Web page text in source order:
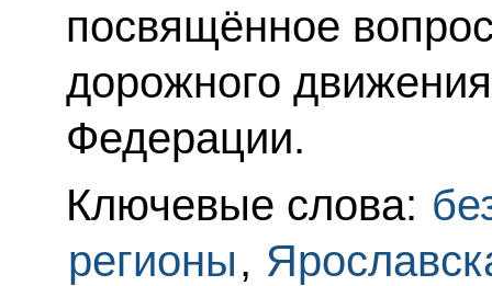
посвящённое
дорожного
Федерации.
Ключевые слова:
регионы,